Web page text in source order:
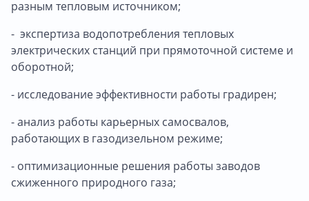
разным тепловым источником;
- экспертиза водопотребления тепловых
электрических станций при прямоточной системе и
оборотной;
- исследование эффективности работы градирен;
- анализ работы карьерных самосвалов,
работающих в газодизельном режиме;
- оптимизационные решения работы заводов
сжиженного природного газа;